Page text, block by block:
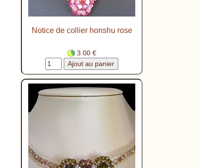
Notice de collier honshu rose
3.00 €